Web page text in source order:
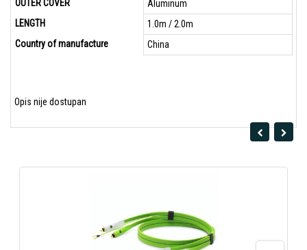
OUTER COVER
Aluminum
LENGTH
1.0m / 2.0m
Country of manufacture
China
Opis nije dostupan